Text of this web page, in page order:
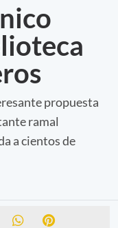
propuesta
ramal
a cientos de